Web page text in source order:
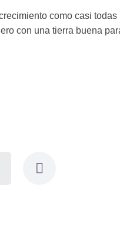
como casi
con una tierra buena